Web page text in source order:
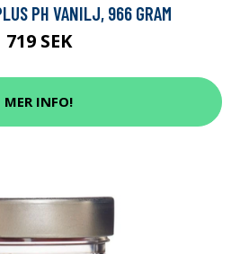
PH VANILJ, 966 GRAM
719 SEK
MER INFO!